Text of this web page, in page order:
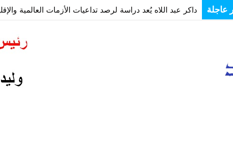
عاجلة داكر عبد اللاه يُعد دراسة لرصد تداعيات الأزمات العالمية